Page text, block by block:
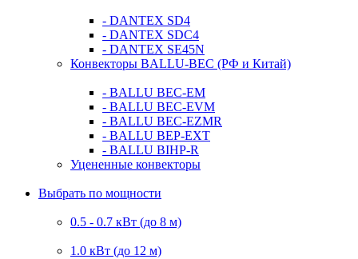
- DANTEX SD4
- DANTEX SDC4
- DANTEX SE45N
Конвекторы BALLU-BEC (РФ и Китай)
- BALLU BEC-EM
- BALLU BEC-EVM
- BALLU BEC-EZMR
- BALLU BEP-EXT
- BALLU BIHP-R
Уцененные конвекторы
Выбрать по мощности
0.5 - 0.7 кВт (до 8 м)
1.0 кВт (до 12 м)